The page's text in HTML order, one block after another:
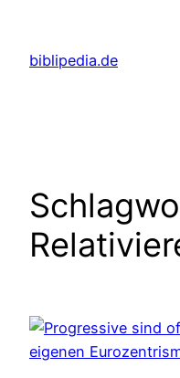
springen
biblipedia.de